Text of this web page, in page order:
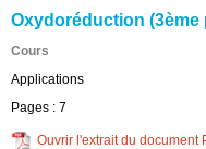
Oxydoréduction (3ème
Cours
Applications
Pages : 7
Ouvrir l'extrait du document